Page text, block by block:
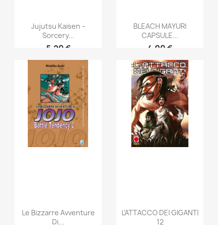
Jujutsu Kaisen –
Sorcery...
5,20 €
BLEACH MAYURI
CAPSULE...
4,00 €
Le Bizzarre Avventure
Di...
L'ATTACCO DEI GIGANTI
12